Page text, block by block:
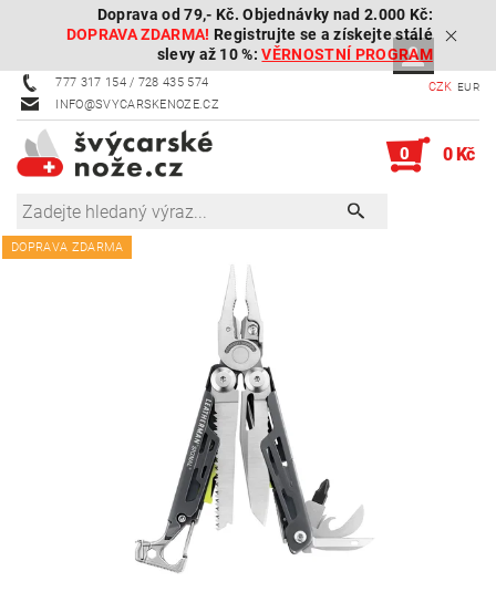
Doprava od 79,- Kč. Objednávky nad 2.000 Kč:
DOPRAVA ZDARMA! Registrujte se a získejte stálé
slevy až 10 %:VĚRNOSTNÍ PROGRAM
777 317 154 / 728 435 574
INFO@SVYCARSKENOZE.CZ
CZK EUR
0 0 Kč
DOPRAVA ZDARMA